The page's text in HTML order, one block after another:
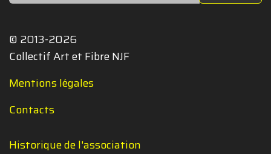
© 2013-2026
Collectif Art et Fibre NJF
Mentions légales
Contacts
Historique de l'association